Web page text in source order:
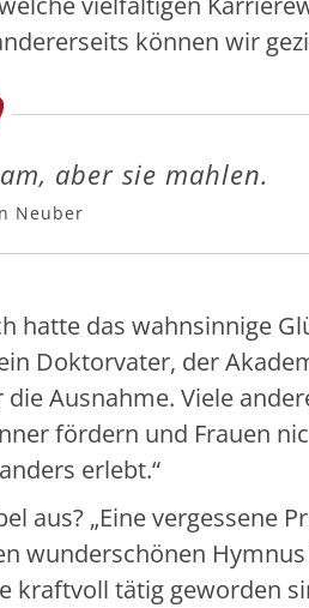
können wir
aber sie mahlen.
Neuber
hatte das wahnsinnige
Doktorvater, der
Ausnahme. Viele
fördern und Frauen
erlebt.“
aus? „Eine vergessene
wunderschönen
kraftvoll tätig geworden